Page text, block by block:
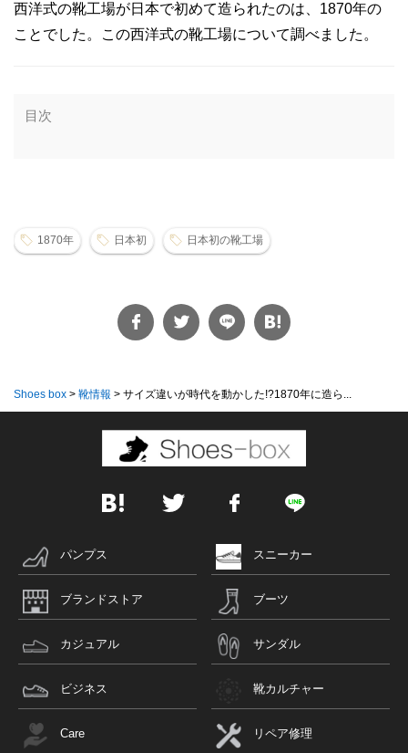
西洋式の靴工場が日本で初めて造られたのは、1870年の
ことでした。この西洋式の靴工場について調べました。
目次
1870年 日本初 日本初の靴工場
Shoes box > 靴情報 > サイズ違いが時代を動かした!?1870年に造ら...
パンプス スニーカー
ブランドストア ブーツ
カジュアル サンダル
ビジネス 靴カルチャー
Care リペア修理